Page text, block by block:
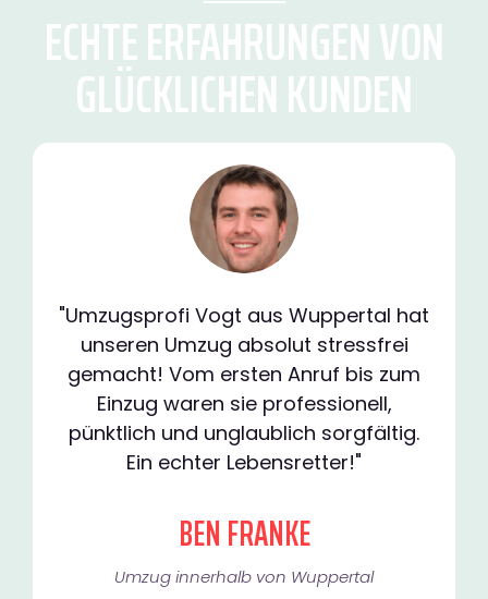
ECHTE ERFAHRUNGEN VON
GLÜCKLICHEN KUNDEN
"Umzugsprofi Vogt aus Wuppertal hat
unseren Umzug absolut stressfrei
gemacht! Vom ersten Anruf bis zum
Einzug waren sie professionell,
pünktlich und unglaublich sorgfältig.
Ein echter Lebensretter!"
BEN FRANKE
Umzug innerhalb von Wuppertal​